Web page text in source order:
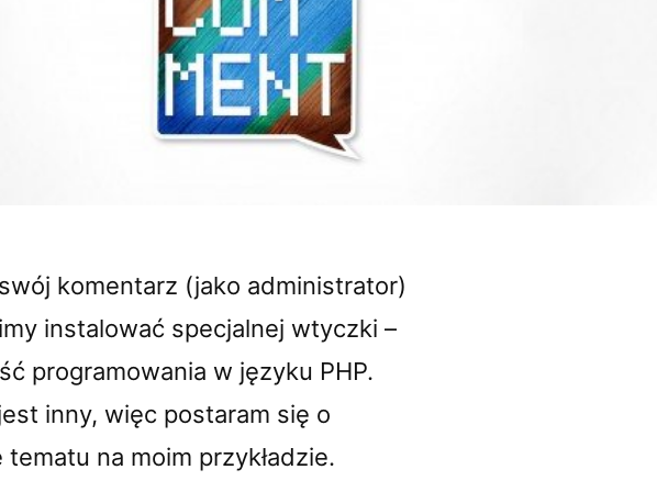
komentarz (jako administrator)
instalować specjalnej wtyczki –
programowania w języku PHP.
inny, więc postaram się o
tematu na moim przykładzie.